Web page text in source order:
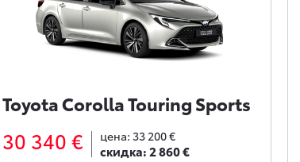
Toyota Corolla Touring Sports
30 340 € цена: 33 200 €
скидка:2 860 €